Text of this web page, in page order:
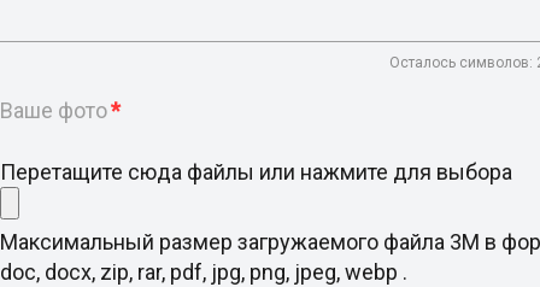
Осталось символов:
Ваше фото*
Перетащите сюда файлы или нажмите для выбора
Максимальный размер загружаемого файла 3M в
doc, docx, zip, rar, pdf, jpg, png, jpeg, webp .